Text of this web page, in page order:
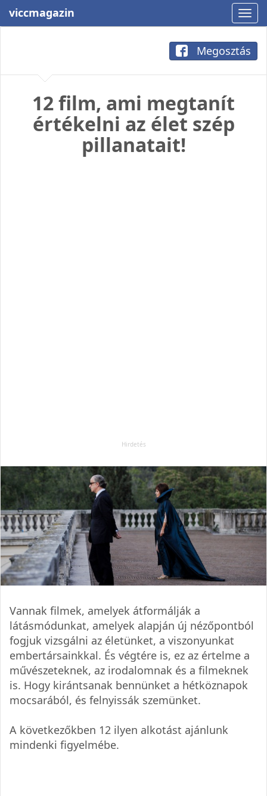
viccmagazin
Megosztás
12 film, ami megtanít
értékelni az élet szép
pillanatait!
Vannak filmek, amelyek átformálják a
látásmódunkat, amelyek alapján új nézőpontból
fogjuk vizsgálni az életünket, a viszonyunkat
embertársainkkal. És végtére is, ez az értelme a
művészeteknek, az irodalomnak és a filmeknek
is. Hogy kirántsanak bennünket a hétköznapok
mocsarából, és felnyissák szemünket.
A következőkben 12 ilyen alkotást ajánlunk
mindenki figyelmébe.